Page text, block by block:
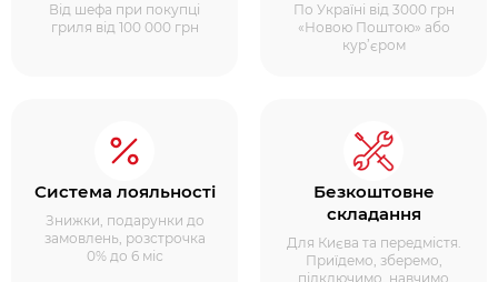
Від шефа при покупці
гриля від 100 000 грн
По Україні від 3000 грн
«Новою Поштою» або
кур’єром
Система лояльності
Знижки, подарунки до
замовлень, розстрочка
0% до 6 міс
Безкоштовне
складання
Для Києва та передмістя.
Приїдемо, зберемо,
підключимо, навчимо